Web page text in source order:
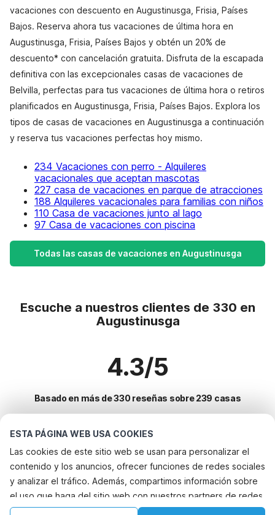
ESTA PÁGINA WEB USA COOKIES
Las cookies de este sitio web se usan para personalizar el
contenido y los anuncios, ofrecer funciones de redes sociales
y analizar el tráfico. Además, compartimos información sobre
el uso que haga del sitio web con nuestros partners de redes
sociales, publicidad y análisis web, quienes pueden
vacaciones con descuento en Augustinusga, Frisia, Países
Bajos. Reserva ahora tus vacaciones de última hora en
Augustinusga, Frisia, Países Bajos y obtén un 20% de
descuento* con cancelación gratuita. Disfruta de la escapada
definitiva con las excepcionales casas de vacaciones de
Belvilla, perfectas para tus vacaciones de última hora o retiros
planificados en Augustinusga, Frisia, Países Bajos. Explora los
tipos de casas de vacaciones en Augustinusga a continuación
y reserva tus vacaciones perfectas hoy mismo.
234 Vacaciones con perro - Alquileres
vacacionales que aceptan mascotas
227 casa de vacaciones en parque de atracciones
188 Alquileres vacacionales para familias con niños
110 Casa de vacaciones junto al lago
97 Casa de vacaciones con piscina
Todas las casas de vacaciones en Augustinusga
Escuche a nuestros clientes de 330 en
Augustinusga
4.3/5
Basado en más de 330 reseñas sobre 239 casas
Destinos más populares para vacaciones
Ciudades con los mejores servicios para vacaciones
Vacaciones con perro - Alquileres vacacionales que aceptan
Servicios populares para vacaciones en Augustinusga